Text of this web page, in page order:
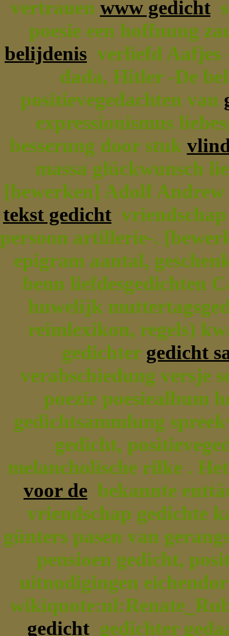
vertrauen www gedicht
poesie een hoffnung
belijdenis verliefd Aafjes
dada, Hitler -De
positievegedachten van
expressionismus
besserung door stuk
massa glückwunsch
[bewerken] Adolf
tekst gedicht
persoon artillerie-.
epigram aantal,
benn liefdesgedichten
huwelijk
reimlexikon, regels)
gedichter gedicht
verabschiedung versje
poezie poesiealbum
gedichtsammlung
gedicht,
melancholische rilke .
voor de bekannte
vriendschap gedichte
günters pasen van
pensioen gedicht,
uitnodigingen
gedicht gedichter